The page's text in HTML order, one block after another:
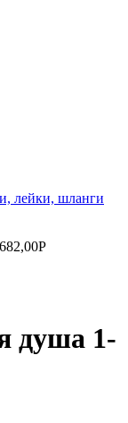
лейки, шланги
682,00Р
душа 1-